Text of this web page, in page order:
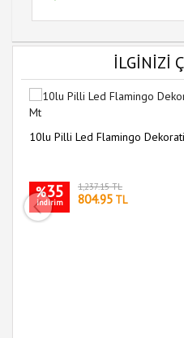
İLGİNİZİ
10lu Pilli Led Flamingo
%35
indirim
1,237.15 TL
804.95 TL